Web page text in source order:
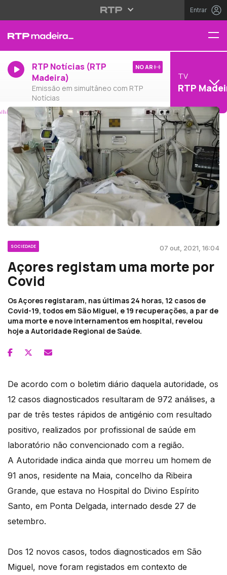
Entrar
RTP Notícias (RTP
Madeira)
Emissão em simultâneo com RTP
Notícias
NO AR
TV
RTP
SOCIEDADE 07 out, 2021, 16:04
Açores registam uma morte por
Covid
Os Açores registaram, nas últimas 24 horas, 12 casos de
Covid-19, todos em São Miguel, e 19 recuperações, a par de
uma morte e nove internamentos em hospital, revelou
hoje a Autoridade Regional de Saúde.
De acordo com o boletim diário daquela autoridade, os
12 casos diagnosticados resultaram de 972 análises, a
par de três testes rápidos de antigénio com resultado
positivo, realizados por profissional de saúde em
laboratório não convencionado com a região.
A Autoridade indica ainda que morreu um homem de
91 anos, residente na Maia, concelho da Ribeira
Grande, que estava no Hospital do Divino Espírito
Santo, em Ponta Delgada, internado desde 27 de
setembro.
Dos 12 novos casos, todos diagnosticados em São
Miguel, nove foram registados em contexto de